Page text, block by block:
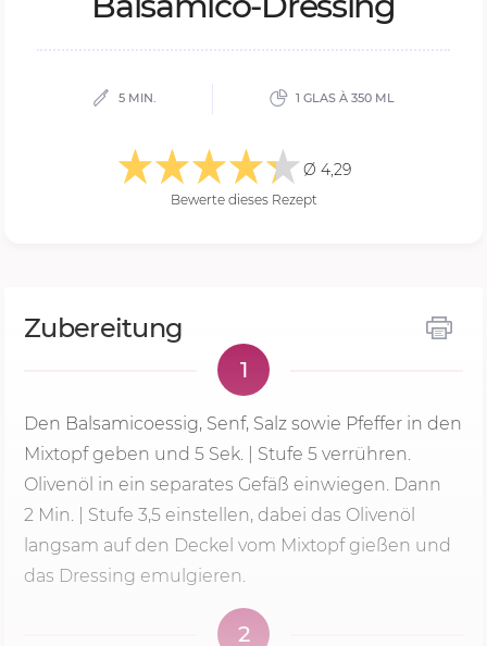
5 MIN. 1 GLAS À 350 ML
Ø 4,29
Bewerte dieses Rezept
Zubereitung
1
Den Balsamicoessig, Senf, Salz sowie Pfeffer in den
Mixtopf geben und 5 Sek. Stufe 5 verrühren.
Olivenöl in ein separates Gefäß einwiegen. Dann
2 Min.
| Stufe 3,5 einstellen, dabei das Olivenöl
langsam auf den Deckel vom Mixtopf gießen und
das Dressing emulgieren.
2